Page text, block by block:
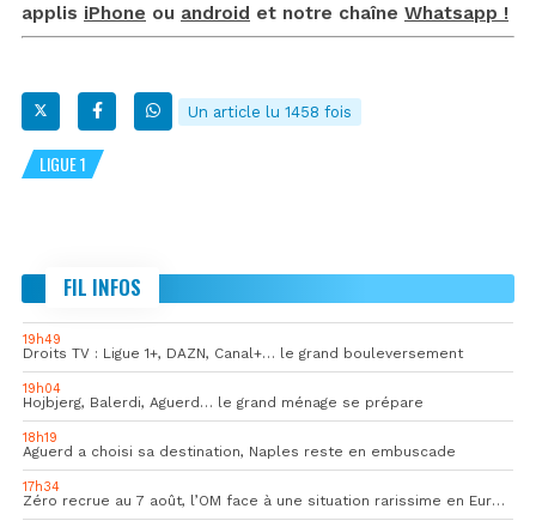
applis iPhone ou android et notre chaîne Whatsapp !
Un article lu 1458 fois
LIGUE 1
FIL INFOS
19h49
Droits TV : Ligue 1+, DAZN, Canal+… le grand bouleversement
19h04
Hojbjerg, Balerdi, Aguerd… le grand ménage se prépare
18h19
Aguerd a choisi sa destination, Naples reste en embuscade
17h34
Zéro recrue au 7 août, l’OM face à une situation rarissime en Europe